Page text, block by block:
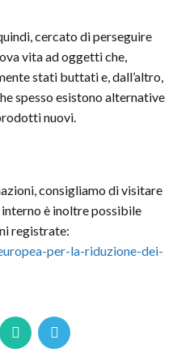
cercato di perseguire
vita ad oggetti che,
stati buttati e, dall’altro,
spesso esistono alternative
nuovi.
consigliamo di visitare
interno è inoltre possibile
registrate:
per-la-riduzione-dei-